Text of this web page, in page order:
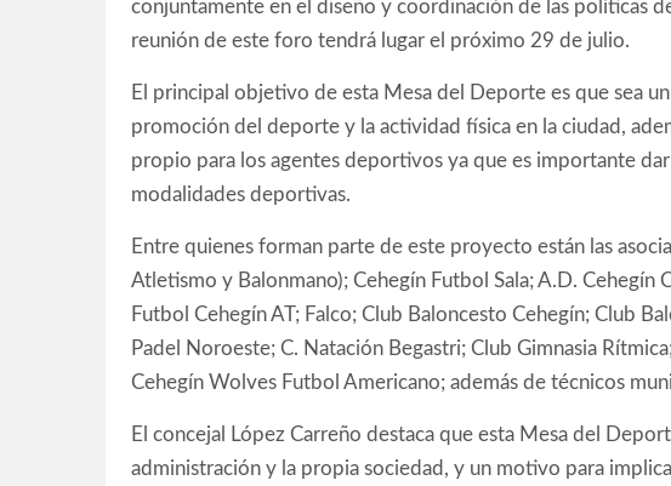
conjuntamente en el diseño y coordinación de las políticas
reunión de este foro tendrá lugar el próximo 29 de julio.
El principal objetivo de esta Mesa del Deporte es que sea
promoción del deporte y la actividad física en la ciudad,
propio para los agentes deportivos ya que es importante
modalidades deportivas.
Entre quienes forman parte de este proyecto están las
Atletismo y Balonmano); Cehegín Futbol Sala; A.D. Cehegín
Futbol Cehegín AT; Falco; Club Baloncesto Cehegín; Club
Padel Noroeste; C. Natación Begastri; Club Gimnasia
Cehegín Wolves Futbol Americano; además de técnicos
El concejal López Carreño destaca que esta Mesa del
administración y la propia sociedad, y un motivo para